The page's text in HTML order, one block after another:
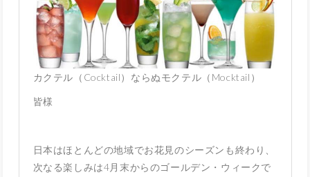
カクテル（Cocktail）ならぬモクテル（Mocktail）
皆様
日本はほとんどの地域でお花見のシーズンも終わり、
次なる楽しみは4月末からのゴールデン・ウィークで